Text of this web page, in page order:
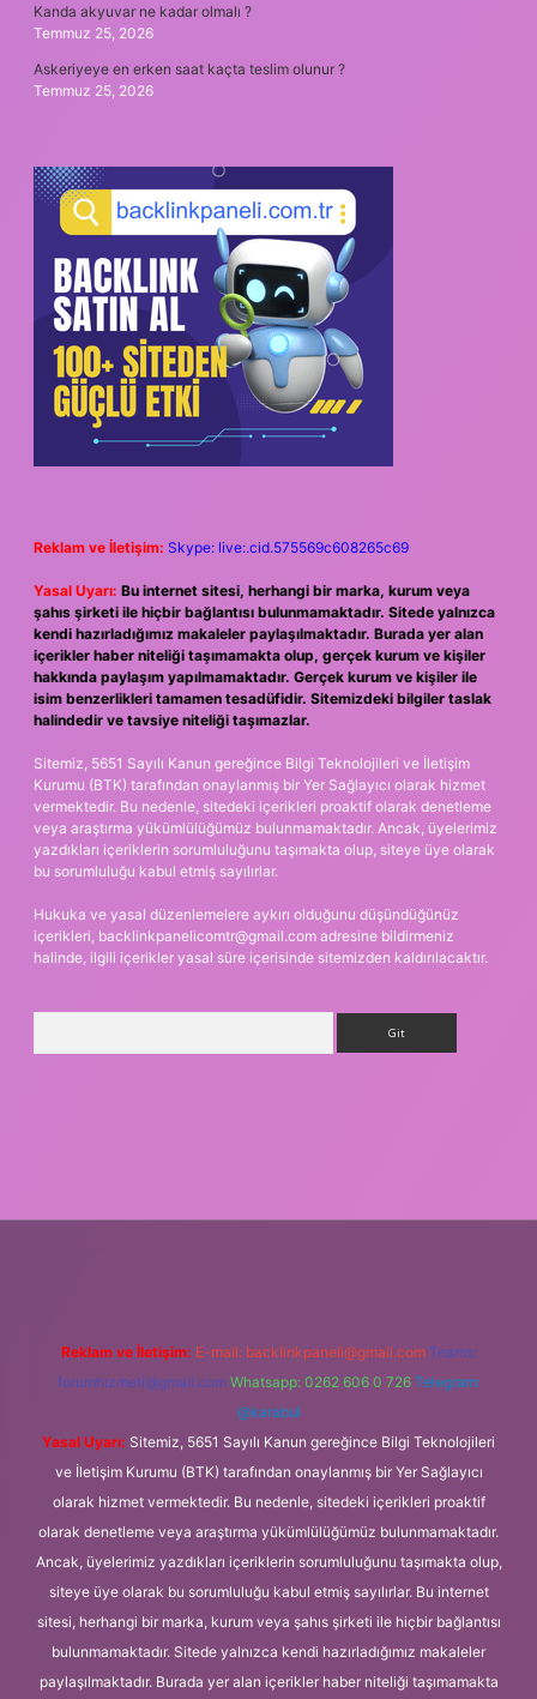
Kanda akyuvar ne kadar olmalı ?
Temmuz 25, 2026
Askeriyeye en erken saat kaçta teslim olunur ?
Temmuz 25, 2026
Reklam ve İletişim: Skype: live:.cid.575569c608265c69
Yasal Uyarı: Bu internet sitesi, herhangi bir marka, kurum veya
şahıs şirketi ile hiçbir bağlantısı bulunmamaktadır. Sitede yalnızca
kendi hazırladığımız makaleler paylaşılmaktadır. Burada yer alan
içerikler haber niteliği taşımamakta olup, gerçek kurum ve kişiler
hakkında paylaşım yapılmamaktadır. Gerçek kurum ve kişiler ile
isim benzerlikleri tamamen tesadüfidir. Sitemizdeki bilgiler taslak
halindedir ve tavsiye niteliği taşımazlar.
Sitemiz, 5651 Sayılı Kanun gereğince Bilgi Teknolojileri ve İletişim
Kurumu (BTK) tarafından onaylanmış bir Yer Sağlayıcı olarak hizmet
vermektedir. Bu nedenle, sitedeki içerikleri proaktif olarak denetleme
veya araştırma yükümlülüğümüz bulunmamaktadır. Ancak, üyelerimiz
yazdıkları içeriklerin sorumluluğunu taşımakta olup, siteye üye olarak
bu sorumluluğu kabul etmiş sayılırlar.
Hukuka ve yasal düzenlemelere aykırı olduğunu düşündüğünüz
içerikleri, backlinkpanelicomtr@gmail.com adresine bildirmeniz
halinde, ilgili içerikler yasal süre içerisinde sitemizden kaldırılacaktır.
Reklam ve İletişim: E-mail: backlinkpaneli@gmail.com Teams:
forumhizmeti@gmail.com Whatsapp: 0262 606 0 726 Telegram:
@karabul
Yasal Uyarı: Sitemiz, 5651 Sayılı Kanun gereğince Bilgi Teknolojileri
ve İletişim Kurumu (BTK) tarafından onaylanmış bir Yer Sağlayıcı
olarak hizmet vermektedir. Bu nedenle, sitedeki içerikleri proaktif
olarak denetleme veya araştırma yükümlülüğümüz bulunmamaktadır.
Ancak, üyelerimiz yazdıkları içeriklerin sorumluluğunu taşımakta olup,
siteye üye olarak bu sorumluluğu kabul etmiş sayılırlar. Bu internet
sitesi, herhangi bir marka, kurum veya şahıs şirketi ile hiçbir bağlantısı
bulunmamaktadır. Sitede yalnızca kendi hazırladığımız makaleler
paylaşılmaktadır. Burada yer alan içerikler haber niteliği taşımamakta